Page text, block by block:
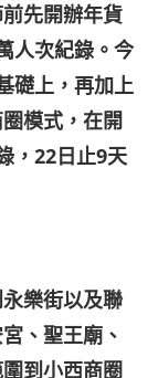
先開辦年貨
人次紀錄。今
礎上，再加上
模式，在開
，22日止9天
樂街以及聯
、聖王廟、
到小西商圈